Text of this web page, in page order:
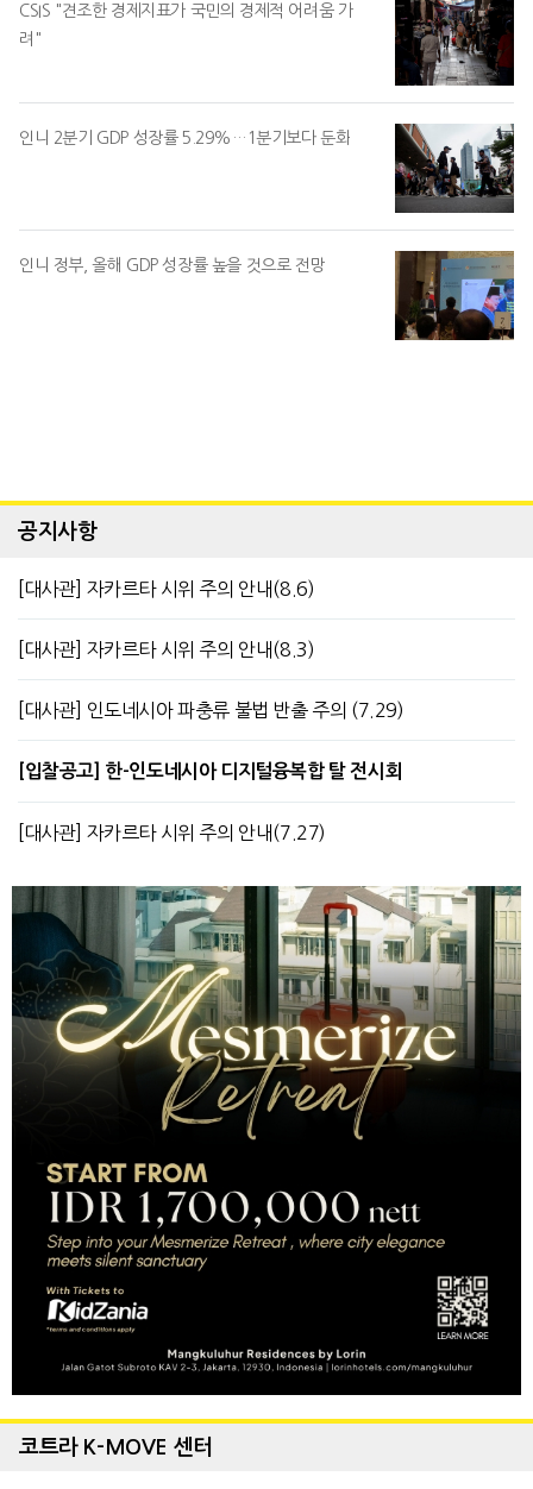
CSIS "견조한 경제지표가 국민의 경제적 어려움 가
려"
인니 2분기 GDP 성장률 5.29%…1분기보다 둔화
인니 정부, 올해 GDP 성장률 높을 것으로 전망
공지사항
[대사관] 자카르타 시위 주의 안내(8.6)
[대사관] 자카르타 시위 주의 안내(8.3)
[대사관] 인도네시아 파충류 불법 반출 주의 (7.29)
[입찰공고] 한-인도네시아 디지털융복합 탈 전시회
[대사관] 자카르타 시위 주의 안내(7.27)
코트라 K-MOVE 센터